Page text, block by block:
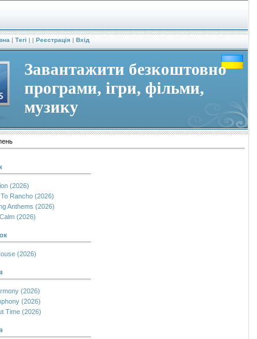
| Тегі | | Реєстрація| Вхід
Завантажити безкоштовно
програми, ігри, фільми,
музику
(2026)
Rancho (2026)
Anthems (2026)
(2026)
(2026)
(2026)
(2026)
Time (2026)